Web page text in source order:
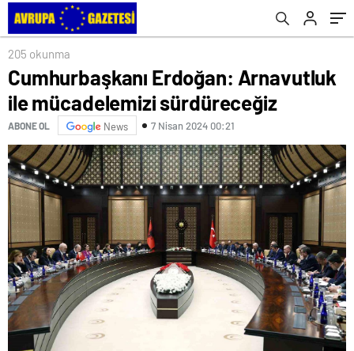
205 okunma
Cumhurbaşkanı Erdoğan: Arnavutluk
ile mücadelemizi sürdüreceğiz
ABONE OL News 7 Nisan 2024 00:21